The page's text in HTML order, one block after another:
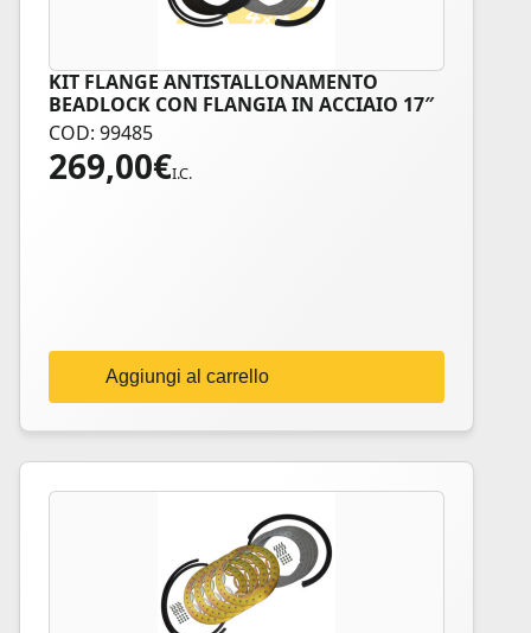
KIT FLANGE ANTISTALLONAMENTO
BEADLOCK CON FLANGIA IN ACCIAIO 17″
COD: 99485
269,00€I.C.
Aggiungi al carrello